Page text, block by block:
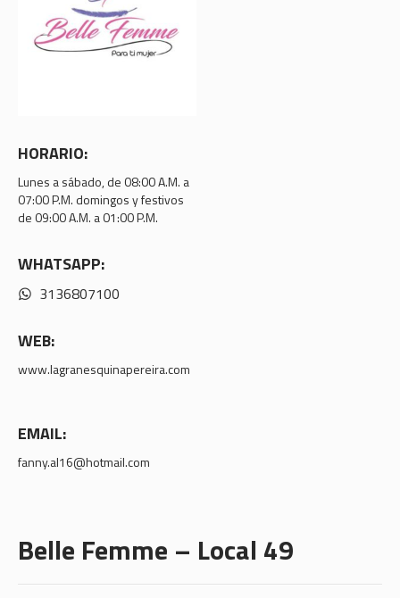
HORARIO:
Lunes a sábado, de 08:00 A.M. a
07:00 P.M. domingos y festivos
de 09:00 A.M. a 01:00 P.M.
WHATSAPP:
3136807100
WEB:
www.lagranesquinapereira.com
EMAIL:
fanny.al16@hotmail.com
Belle Femme – Local 49